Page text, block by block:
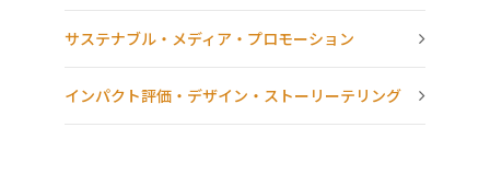
サステナブル・メディア・プロモーション
インパクト評価・デザイン・ストーリーテリング